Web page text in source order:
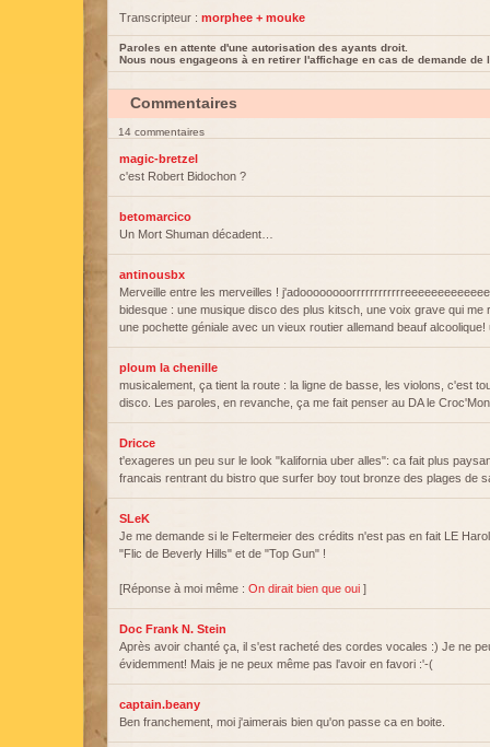
Transcripteur : morphee + mouke
Paroles en attente d'une autorisation des ayants droit.
Nous nous engageons à en retirer l'affichage en cas de demande de
Commentaires
14 commentaires
magic-bretzel
c'est Robert Bidochon ?
betomarcico
Un Mort Shuman décadent…
antinousbx
Merveille entre les merveilles !
bidesque : une musique disco des plus kitsch, une voix grave qui
une pochette géniale avec un vieux routier allemand beauf alcoolique!
ploum la chenille
musicalement, ça tient la route : la ligne de basse, les violons, c'est
disco. Les paroles, en revanche, ça me fait penser au DA le
Dricce
t'exageres un peu sur le look "kalifornia uber alles": ca fait plus
francais rentrant du bistro que surfer boy tout bronze des plages de
SLeK
Je me demande si le Feltermeier des crédits n'est pas en fait LE
"Flic de Beverly Hills" et de "Top Gun" !
[Réponse à moi même : On dirait bien que oui ]
Doc Frank N. Stein
Après avoir chanté ça, il s'est racheté des cordes vocales :) Je ne
évidemment! Mais je ne peux même pas l'avoir en favori :'-(
captain.beany
Ben franchement, moi j'aimerais bien qu'on passe ca en boite.